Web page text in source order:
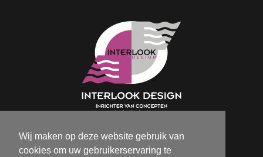
Wij maken op deze website gebruik van
cookies om uw gebruikerservaring te
Isabelle@interlookdesign.be